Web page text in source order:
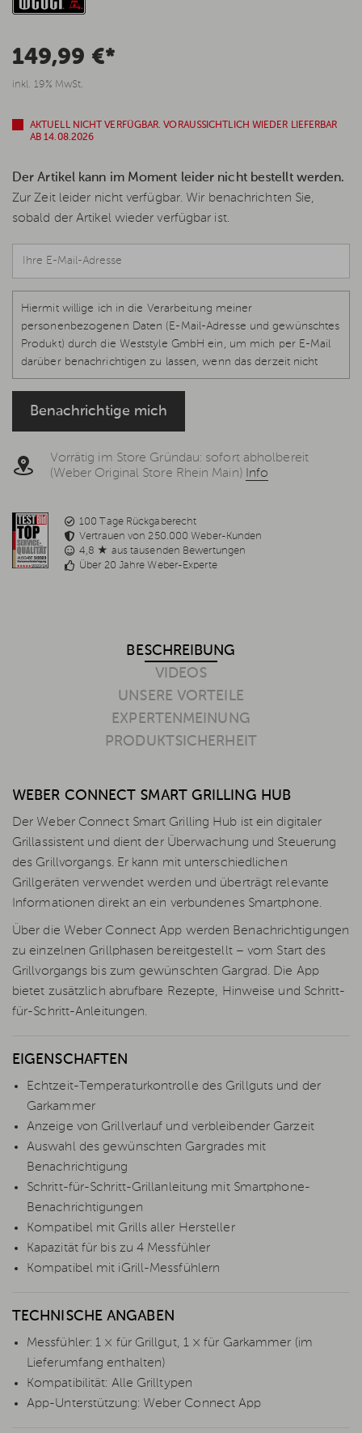
149,99 €*
inkl. 19% MwSt.
AKTUELL NICHT VERFÜGBAR. VORAUSSICHTLICH WIEDER LIEFERBAR
AB 14.08.2026
Der Artikel kann im Moment leider nicht bestellt werden.
Zur Zeit leider nicht verfügbar. Wir benachrichten Sie,
sobald der Artikel wieder verfügbar ist.
Hiermit willige ich in die Verarbeitung meiner
personenbezogenen Daten (E-Mail-Adresse und gewünschtes
Produkt) durch die Weststyle GmbH ein, um mich per E-Mail
darüber benachrichtigen zu lassen, wenn das derzeit nicht
verfügbare Produkt wieder vorrätig und lieferbar ist.
7 DS-GVO, welche jederzeit per E-Mail
widerrufen werden kann, um keine weiteren E-Mails zu
erhalten. Weitere Informationen in derDatenschutzerklärung
Benachrichtige mich
Vorrätig im Store Gründau: sofort abholbereit
(Weber Original Store Rhein Main) Info
100 Tage Rückgaberecht
Vertrauen von 250.000 Weber-Kunden
4,8 ★ aus tausenden Bewertungen
Über 20 Jahre Weber-Experte
BESCHREIBUNG
VIDEOS
UNSERE VORTEILE
EXPERTENMEINUNG
PRODUKTSICHERHEIT
WEBER CONNECT SMART GRILLING HUB
Der Weber Connect Smart Grilling Hub ist ein digitaler
Grillassistent und dient der Überwachung und Steuerung
des Grillvorgangs. Er kann mit unterschiedlichen
Grillgeräten verwendet werden und überträgt relevante
Informationen direkt an ein verbundenes Smartphone.
Über die Weber Connect App werden Benachrichtigungen
zu einzelnen Grillphasen bereitgestellt – vom Start des
Grillvorgangs bis zum gewünschten Gargrad. Die App
bietet zusätzlich abrufbare Rezepte, Hinweise und Schritt-
für-Schritt-Anleitungen.
EIGENSCHAFTEN
Echtzeit-Temperaturkontrolle des Grillguts und der
Garkammer
Anzeige von Grillverlauf und verbleibender Garzeit
Auswahl des gewünschten Gargrades mit
Benachrichtigung
Schritt-für-Schritt-Grillanleitung mit Smartphone-
Benachrichtigungen
Kompatibel mit Grills aller Hersteller
Kapazität für bis zu 4 Messfühler
Kompatibel mit iGrill-Messfühlern
TECHNISCHE ANGABEN
Messfühler: 1 × für Grillgut, 1 × für Garkammer (im
Lieferumfang enthalten)
Kompatibilität: Alle Grilltypen
App-Unterstützung: Weber Connect App